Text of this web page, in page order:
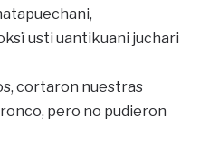
usti uantikuani juchari
cortaron nuestras
pero no pudieron